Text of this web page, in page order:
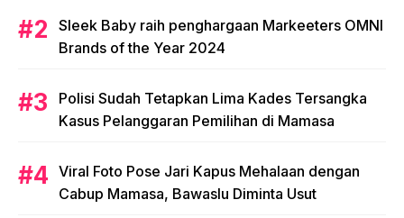
Sleek Baby raih penghargaan Markeeters OMNI
Brands of the Year 2024
Polisi Sudah Tetapkan Lima Kades Tersangka
Kasus Pelanggaran Pemilihan di Mamasa
Viral Foto Pose Jari Kapus Mehalaan dengan
Cabup Mamasa, Bawaslu Diminta Usut